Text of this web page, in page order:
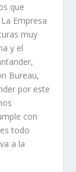
que
Empresa
muy
y el
Bureau,
por este
con
todo
a la